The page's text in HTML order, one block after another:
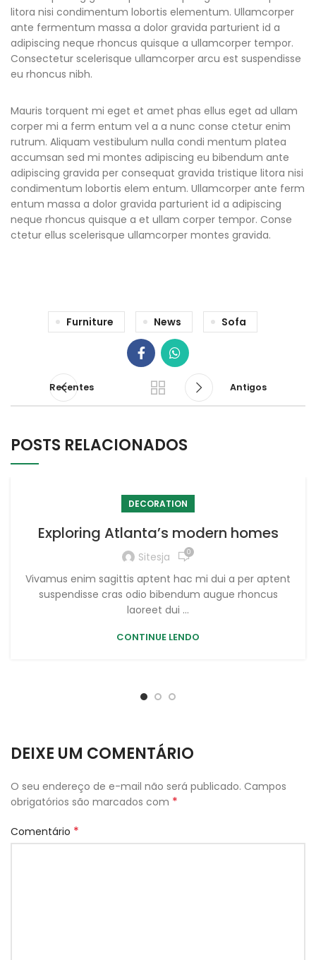
litora nisi condimentum lobortis elementum. Ullamcorper
ante fermentum massa a dolor gravida parturient id a
adipiscing neque rhoncus quisque a ullamcorper tempor.
Consectetur scelerisque ullamcorper arcu est suspendisse
eu rhoncus nibh.
Mauris torquent mi eget et amet phas ellus eget ad ullam
corper mi a ferm entum vel a a nunc conse ctetur enim
rutrum. Aliquam vestibulum nulla condi mentum platea
accumsan sed mi montes adipiscing eu bibendum ante
adipiscing gravida per consequat gravida tristique litora nisi
condimentum lobortis elem entum. Ullamcorper ante ferm
entum massa a dolor gravida parturient id a adipiscing
neque rhoncus quisque a et ullam corper tempor. Conse
ctetur ellus scelerisque ullamcorper montes gravida.
Furniture News Sofa
Recentes Antigos
POSTS RELACIONADOS
DECORATION
Exploring Atlanta’s modern homes
Sitesja 0
Vivamus enim sagittis aptent hac mi dui a per aptent
suspendisse cras odio bibendum augue rhoncus
laoreet dui ...
CONTINUE LENDO
DEIXE UM COMENTÁRIO
O seu endereço de e-mail não será publicado. Campos
obrigatórios são marcados com *
Comentário *